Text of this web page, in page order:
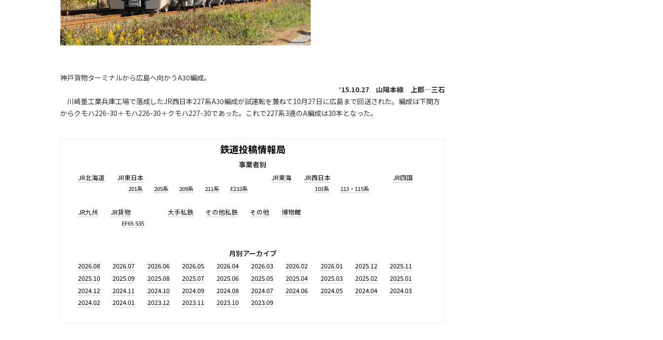
神戸貨物ターミナルから広島へ向かうA30編成。
‘15.10.27 山陽本線 上郡―三石
川崎重工業兵庫工場で落成したJR西日本227系A30編成が試運転を兼ねて10月27日に広島まで回送された。編成は下関方
からクモハ226-30＋モハ226-30＋クモハ227-30であった。これで227系3連のA編成は30本となった。
鉄道投稿情報局
事業者別
JR北海道 JR東日本
201系 205系 209系 211系 E233系
JR東海 JR西日本
103系 113・115系
JR四国
JR九州 JR貨物
EF65 535
大手私鉄 その他私鉄 その他 博物館
月別アーカイブ
2026.08 2026.07 2026.06 2026.05 2026.04 2026.03 2026.02 2026.01 2025.12
2025.11
2025.10
2025.09 2025.08 2025.07 2025.06 2025.05 2025.04 2025.03 2025.02
2025.01
2024.12
2024.11 2024.10 2024.09 2024.08 2024.07 2024.06 2024.05 2024.04
2024.03
2024.02
2024.01 2023.12 2023.11 2023.10 2023.09